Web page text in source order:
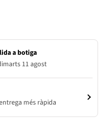
a botiga
11 agost
més ràpida